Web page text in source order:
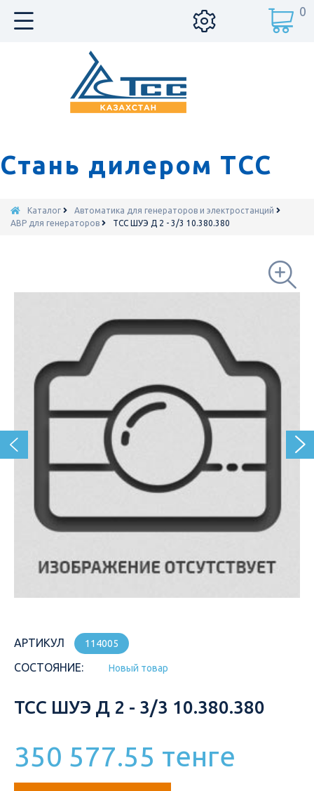
Стань дилером ТСС
0
Каталог
Автоматика для генераторов и электростанций
АВР для генераторов
ТСС ШУЭ Д 2 - 3/3 10.380.380
АРТИКУЛ 114005
СОСТОЯНИЕ: Новый товар
ТСС ШУЭ Д 2 - 3/3 10.380.380
350 577.55 тенге